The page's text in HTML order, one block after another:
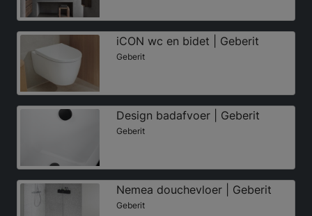
iCON wc en bidet | Geberit
Geberit
Design badafvoer | Geberit
Geberit
Nemea douchevloer | Geberit
Geberit